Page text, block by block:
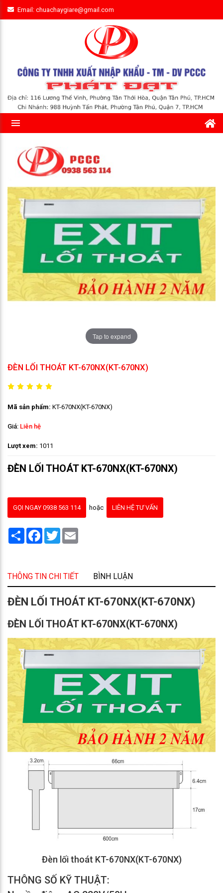
Email: chuachaygiare@gmail.com
Tap to expand
ĐÈN LỐI THOÁT KT-670NX(KT-670NX)
Mã sản phẩm: KT-670NX(KT-670NX)
Giá: Liên hệ
Lượt xem: 1011
ĐÈN LỐI THOÁT KT-670NX(KT-670NX)
GỌI NGAY 0938 563 114 hoặc LIÊN HỆ TƯ VẤN
Share Facebook
Twitter
THÔNG TIN CHI TIẾT BÌNH LUẬN
ĐÈN LỐI THOÁT KT-670NX(KT-670NX)
ĐÈN LỐI THOÁT KT-670NX(KT-670NX)
Đèn lối thoát KT-670NX(KT-670NX)
THÔNG SỐ KỸ THUẬT: